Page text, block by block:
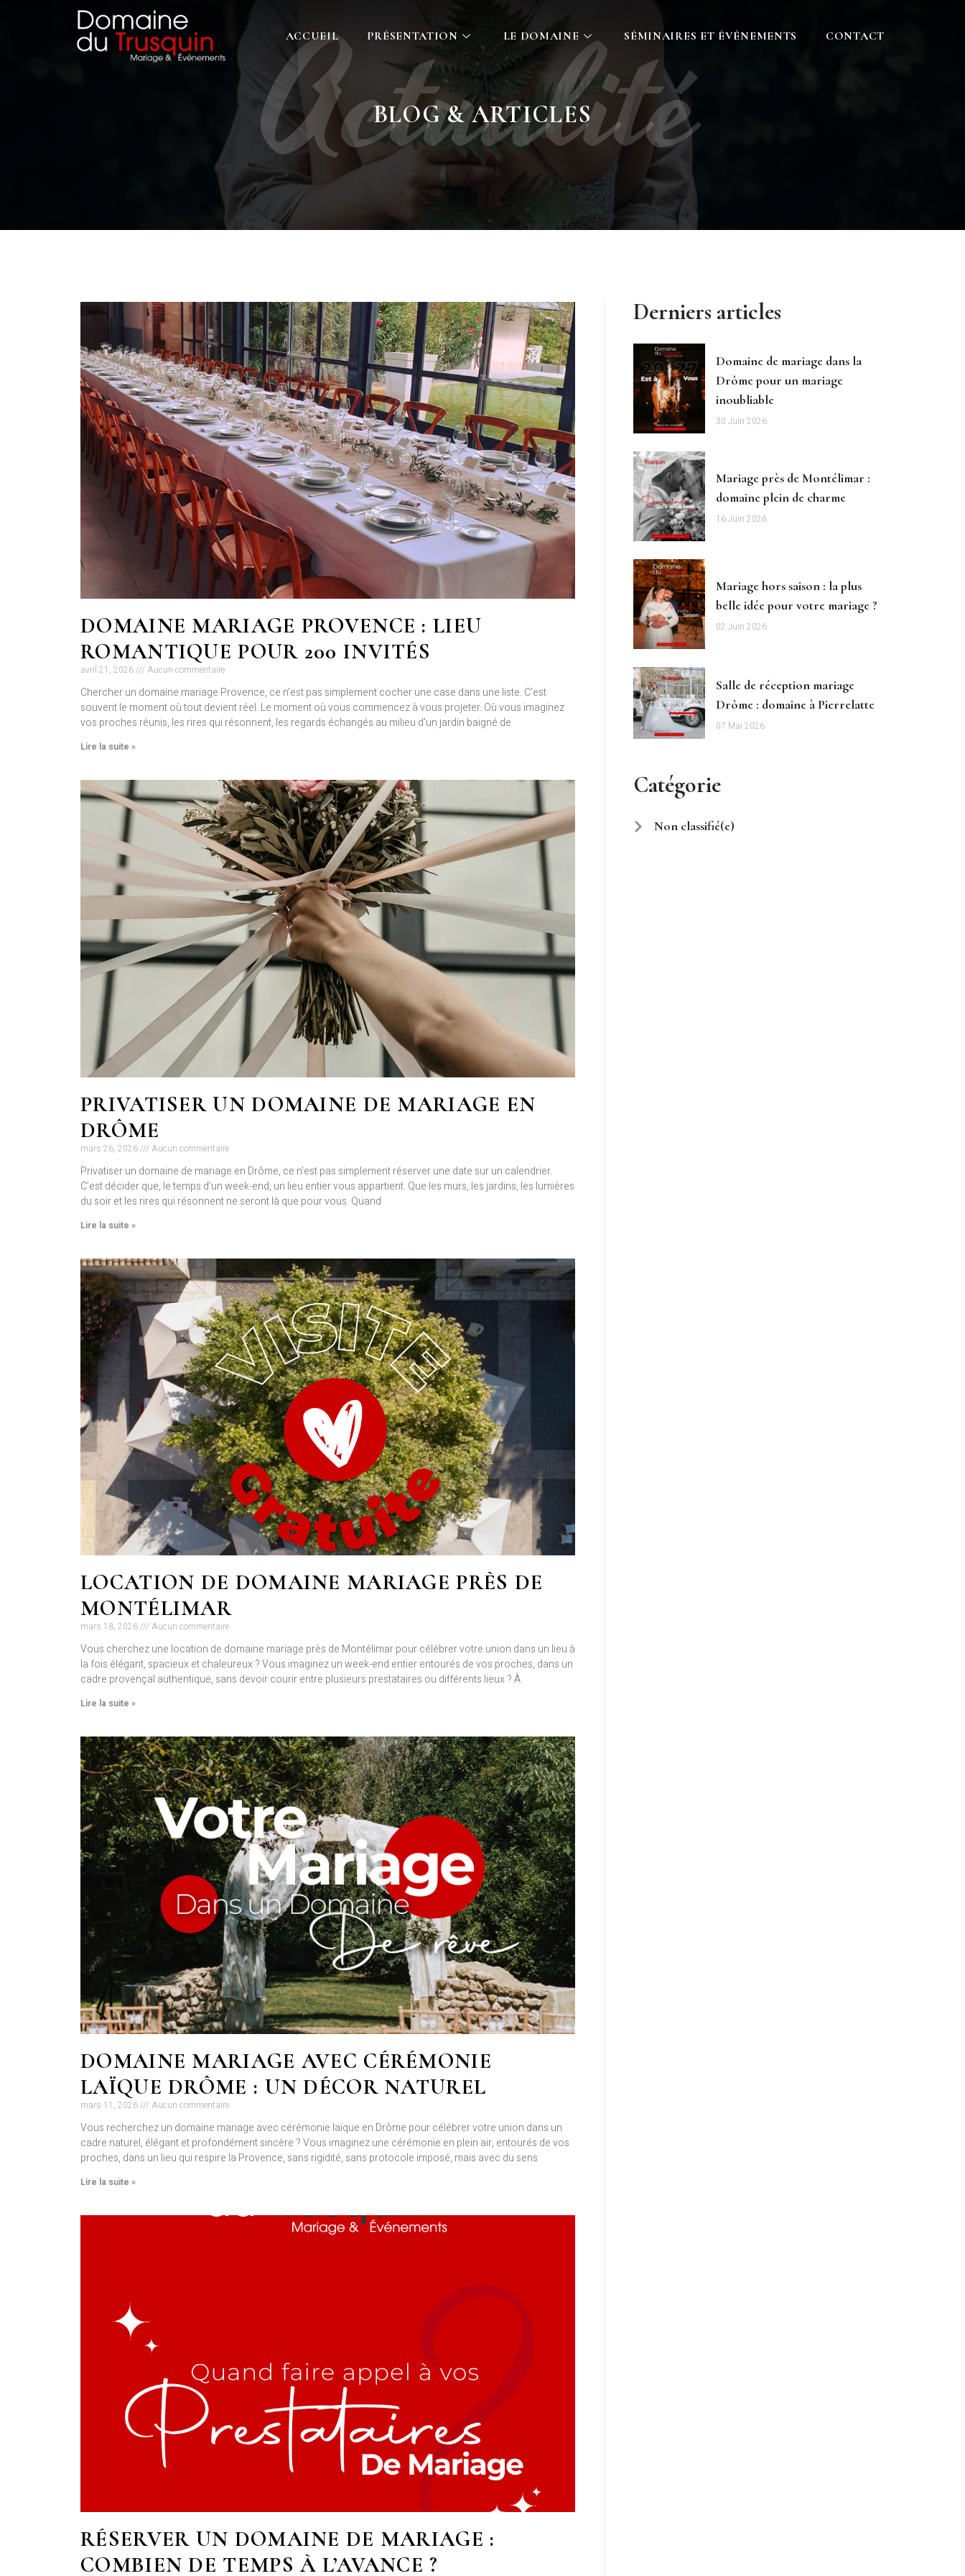
ACCUEIL PRÉSENTATION LE DOMAINE SÉMINAIRES ET ÉVÉNEMENTS CONTACT
BLOG & ARTICLES
Actualité
DOMAINE MARIAGE PROVENCE : LIEU
ROMANTIQUE POUR 200 INVITÉS
avril 21, 2026 Aucun commentaire
Chercher un domaine mariage Provence, ce n’est pas simplement cocher une case dans une liste. C’est
souvent le moment où tout devient réel. Le moment où vous commencez à vous projeter. Où vous imaginez
vos proches réunis, les rires qui résonnent, les regards échangés au milieu d’un jardin baigné de
Lire la suite »
PRIVATISER UN DOMAINE DE MARIAGE EN
DRÔME
mars 26, 2026 Aucun commentaire
Privatiser un domaine de mariage en Drôme, ce n’est pas simplement réserver une date sur un calendrier.
C’est décider que, le temps d’un week-end, un lieu entier vous appartient. Que les murs, les jardins, les lumières
du soir et les rires qui résonnent ne seront là que pour vous. Quand
Lire la suite »
LOCATION DE DOMAINE MARIAGE PRÈS DE
MONTÉLIMAR
mars 18, 2026 Aucun commentaire
Vous cherchez une location de domaine mariage près de Montélimar pour célébrer votre union dans un lieu à
la fois élégant, spacieux et chaleureux ? Vous imaginez un week-end entier entourés de vos proches, dans un
cadre provençal authentique, sans devoir courir entre plusieurs prestataires ou différents lieux ? À
Lire la suite »
DOMAINE MARIAGE AVEC CÉRÉMONIE
LAÏQUE DRÔME : UN DÉCOR NATUREL
mars 11, 2026 Aucun commentaire
Vous recherchez un domaine mariage avec cérémonie laïque en Drôme pour célébrer votre union dans un
cadre naturel, élégant et profondément sincère ? Vous imaginez une cérémonie en plein air, entourés de vos
proches, dans un lieu qui respire la Provence, sans rigidité, sans protocole imposé, mais avec du sens
Lire la suite »
RÉSERVER UN DOMAINE DE MARIAGE :
COMBIEN DE TEMPS À L’AVANCE ?
Derniers articles
Domaine de mariage dans la
Drôme pour un mariage
inoubliable
30 Juin 2026
Mariage près de Montélimar :
domaine plein de charme
16 Juin 2026
Mariage hors saison : la plus
belle idée pour votre mariage ?
02 Juin 2026
Salle de réception mariage
Drôme : domaine à Pierrelatte
07 Mai 2026
Catégorie
Non classifié(e)